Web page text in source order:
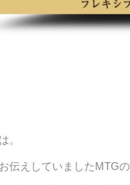
。
伝えしていましたMTG